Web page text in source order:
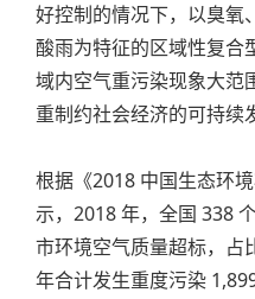
好控制的情况下，以臭氧
酸雨为特征的区域性复合
域内空气重污染现象大范
重制约社会经济的可持续
根据《2018 中国生态环
示，2018 年，全国 338
市环境空气质量超标，占
年合计发生重度污染